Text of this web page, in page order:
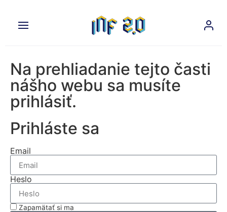
Na prehliadanie tejto časti
nášho webu sa musíte
prihlásiť.
Prihláste sa
Email
Heslo
Zapamätať si ma